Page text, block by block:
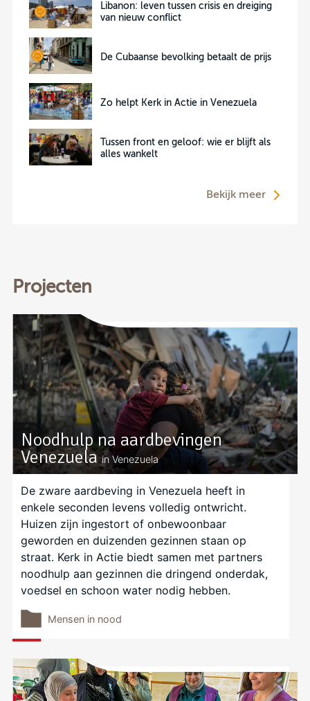
Libanon: leven tussen crisis en dreiging
van nieuw conflict
De Cubaanse bevolking betaalt de prijs
Zo helpt Kerk in Actie in Venezuela
Tussen front en geloof: wie er blijft als
alles wankelt
Bekijk meer
Projecten
Noodhulp na aardbevingen
Venezuelain Venezuela
De zware aardbeving in Venezuela heeft in
enkele seconden levens volledig ontwricht.
Huizen zijn ingestort of onbewoonbaar
geworden en duizenden gezinnen staan op
straat. Kerk in Actie biedt samen met partners
noodhulp aan gezinnen die dringend onderdak,
voedsel en schoon water nodig hebben.
Mensen in nood